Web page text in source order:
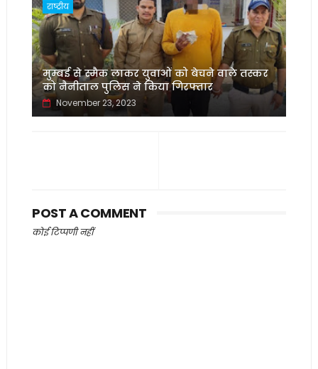
राष्ट्रीय
मुम्बई से स्मैक लाकर युवाओं को बेचने वाले तस्कर
को नैनीताल पुलिस ने किया गिरफ्तार
November 23, 2023
POST A COMMENT
कोई टिप्पणी नहीं